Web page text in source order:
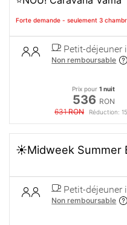
Forte demande - seulement 3
Petit-déjeuner
Non remboursable
Prix pour1 nuit
536 RON
631RON Réduction:
☀️Midweek Summer
Petit-déjeuner
Non remboursable